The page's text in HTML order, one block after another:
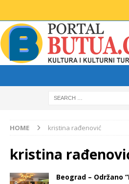
HOME kristina rađenović
kristina
Beograd – Održano